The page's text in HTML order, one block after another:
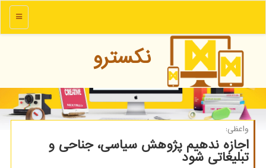
منو
نكسترو
واعظی:
اجازه ندهیم پژوهش سیاسی، جناحی و
تبلیغاتی شود